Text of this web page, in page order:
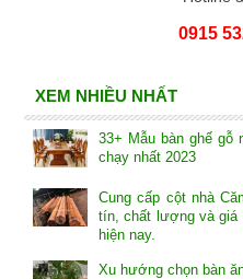
0915
XEM NHIỀU NHẤT
33+ Mẫu bàn ghế gỗ
chạy nhất 2023
Cung cấp cột nhà
tín, chất lượng và giá
hiện nay.
Xu hướng chọn bàn